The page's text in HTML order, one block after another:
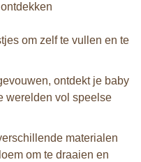
om zelf te vullen en te
ontdekt je baby
werelden vol speelse
materialen
om te draaien en